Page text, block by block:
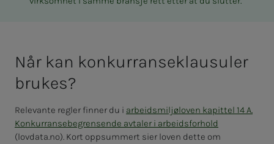
Når kan kon­kur­ran­­se­klau­su­­­ler
bru­­­kes?
Relevante regler finner du i arbeidsmiljøloven kapittel 14 A.
Konkurransebegrensende avtaler i arbeidsforhold
(lovdata.no). Kort oppsummert sier loven dette om